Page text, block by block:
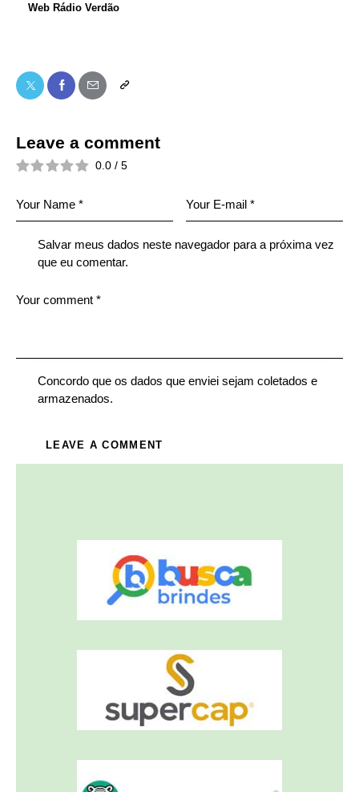
Web Rádio Verdão
Leave a comment
0.0 / 5
Salvar meus dados neste navegador para a próxima vez
que eu comentar.
Concordo que os dados que enviei sejam coletados e
armazenados.